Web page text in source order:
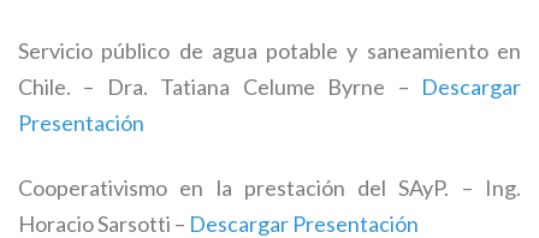
Servicio público de agua potable y saneamiento en
Chile. – Dra. Tatiana Celume Byrne – Descargar
Presentación
Cooperativismo en la prestación del SAyP. – Ing.
Horacio Sarsotti – Descargar Presentación